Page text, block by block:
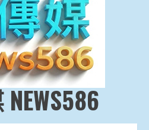
劇